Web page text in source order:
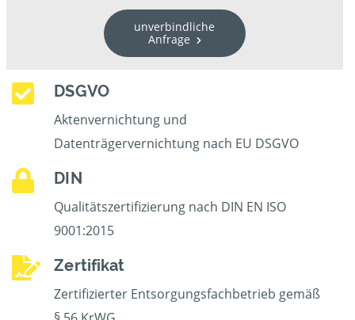
unverbindliche
Anfrage
DSGVO
Aktenvernichtung und
Datenträgervernichtung nach EU DSGVO
DIN
Qualitätszertifizierung nach DIN EN ISO
9001:2015
Zertifikat
Zertifizierter Entsorgungsfachbetrieb gemäß